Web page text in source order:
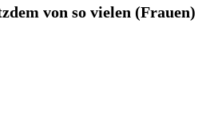
von so vielen (Frauen)